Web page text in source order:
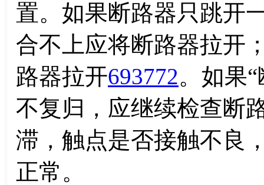
置。如果断路器只跳开
合不上应将断路器拉开
路器拉开693772。如果
不复归，应继续检查断
滞，触点是否接触不良
正常。